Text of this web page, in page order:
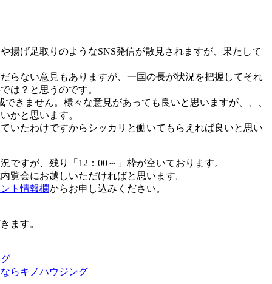
揚げ足取りのようなSNS発信が散見されますが、果たして
らない意見もありますが、一国の長が状況を把握してそれ
は？と思うのです。
きません。様々な意見があっても良いと思いますが、、、
かと思います。
いたわけですからシッカリと働いてもらえれば良いと思い
ですが、残り「12：00～」枠が空いております。
覧会にお越しいただければと思います。
ト情報欄からお申し込みください。
ます。
らキノハウジング